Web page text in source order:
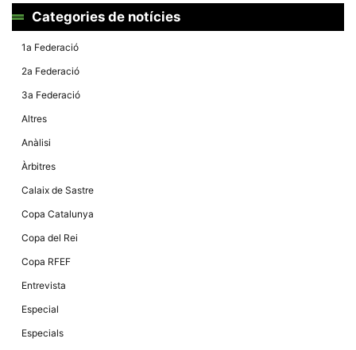
Categories de notícies
1a Federació
2a Federació
3a Federació
Altres
Anàlisi
Àrbitres
Calaix de Sastre
Copa Catalunya
Copa del Rei
Copa RFEF
Entrevista
Especial
Especials
navegues pel
web